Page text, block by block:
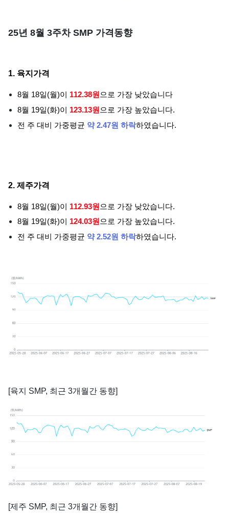
25년 8월 3주차 SMP 가격동향
1. 육지가격
8월 18일(월)이 112.38원 으로 가장 낮았습니다
8월 19일(화)이 123.13원 으로 가장 높았습니다.
전 주 대비 가중평균 약 2.47원 하락하였습니다.
2. 제주가격
8월 18일(월)이 112.93원 으로 가장 낮았습니다.
8월 19일(화)이 124.03원 으로 가장 높았습니다.
전 주 대비 가중평균 약 2.52원 하락하였습니다.
[육지 SMP, 최근 3개월간 동향]
[제주 SMP, 최근 3개월간 동향]